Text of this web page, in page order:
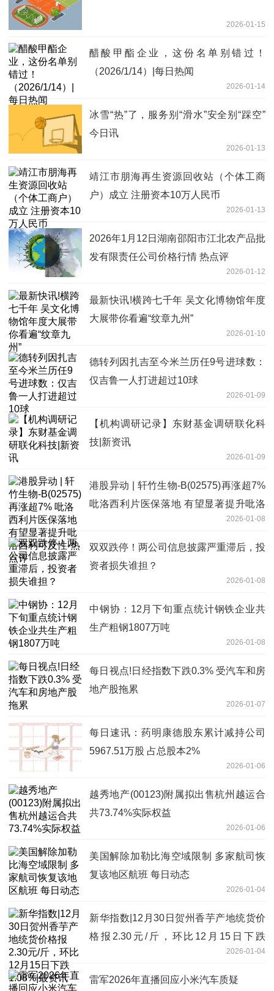
2026-01-15
醋酸甲酯企业，这份名单别错过！
（2026/1/14）|每日热闻
2026-01-14
冰雪“热”了，服务别“滑水”安全别“踩空”
今日讯
2026-01-13
靖江市朋海再生资源回收站（个体工商
户）成立 注册资本10万人民币
2026-01-13
2026年1月12日湖南邵阳市江北农产品批
发有限责任公司价格行情 热点评
2026-01-12
最新快讯!横跨七千年 吴文化博物馆年度
大展带你看遍“纹章九州”
2026-01-10
德转列因扎吉至今米兰历任9号进球数：
仅吉鲁一人打进超过10球
2026-01-09
【机构调研记录】东财基金调研联化科
技|新资讯
2026-01-09
港股异动 | 轩竹生物-B(02575)再涨超7%
吡洛西利片医保落地 有望显著提升吡洛
2026-01-08
双双跌停！两公司信息披露严重滞后，投
资者损失谁担？
2026-01-08
中钢协：12月下旬重点统计钢铁企业共
生产粗钢1807万吨
2026-01-08
每日视点!日经指数下跌0.3% 受汽车和房
地产股拖累
2026-01-07
每日速讯：药明康德股东累计减持公司
5967.51万股 占总股本2%
2026-01-06
越秀地产(00123)附属拟出售杭州越运合
共73.74%实际权益
2026-01-06
美国解除加勒比海空域限制 多家航司恢
复该地区航班 每日动态
2026-01-04
新华指数|12月30日贺州香芋产地统货价
格报2.30元/斤，环比12月15日下跌
2026-01-04
雷军2026年直播回应小米汽车质疑